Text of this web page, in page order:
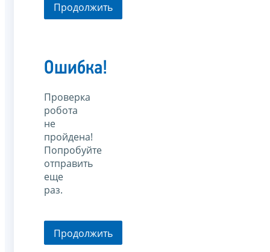
Продолжить
Ошибка!
Проверка
робота
не
пройдена!
Попробуйте
отправить
еще
раз.
Продолжить